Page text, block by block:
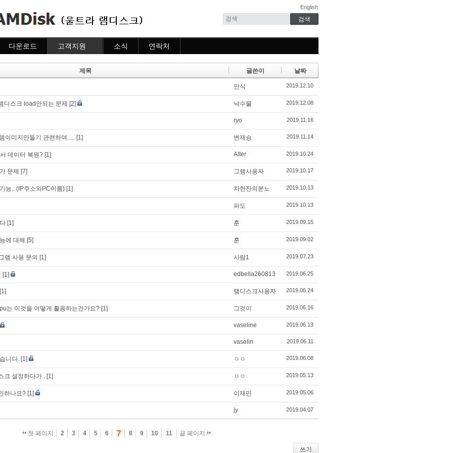
English
다운로드 고객지원
자주묻는질문
질문하기
소식 연락처
제목 글쓴이 날짜
만식 2019.12.10
디스크 load안되는 문제 [2] 낙수물 2019.12.08
ryo 2019.11.16
이미지만들기 관련하여..... [1] 변재승 2019.11.14
데이터 복원? [1] Alter 2019.10.24
문제 [7] 그램사용자 2019.10.17
능.. (IP주소와PC이름) [1] 차한잔의분노 2019.10.13
파도 2019.10.13
[1] 훈 2019.09.15
에 대해 [5] 훈 2019.09.02
램 사용 문의 [1] 사람1 2019.07.23
[1] edbella260813 2019.06.25
[1] 램디스크사용자 2019.06.24
는 이것을 어떻게 활용하는건가요? [1] 그것이 2019.06.16
vaseline 2019.06.13
vaselin 2019.06.11
니다. [1] ㅇㅇ 2019.06.08
크 설정하다가.. [1] ㅇㅇ 2019.05.13
하나요? [1] 이재민 2019.05.06
jy 2019.04.07
첫 페이지 2 3 4 5 6 7 8 9 10 11 끝 페이지
쓰기